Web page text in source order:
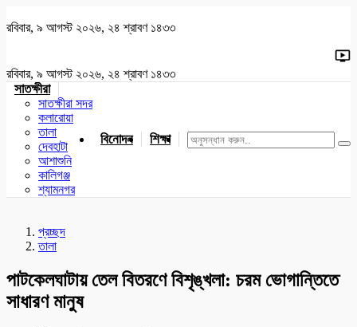
রবিবার, ৯ আগস্ট ২০২৬, ২৪ শ্রাবণ ১৪৩৩
রবিবার, ৯ আগস্ট ২০২৬, ২৪ শ্রাবণ ১৪৩৩
সাতক্ষীরা
সাতক্ষীরা সদর
কলারোয়া
তালা
দেবহাটা
আশাশুনি
কালিগঞ্জ
শ্যামনগর
বিনোদন শিক্ষা খেলাধুলা জাতীয় যশোর
প্রচ্ছদ
তালা
পাটকেলঘাটায় তেল বিতরণে বিশৃঙ্খলা: চরম ভোগান্তিতে
সাধারণ মানুষ